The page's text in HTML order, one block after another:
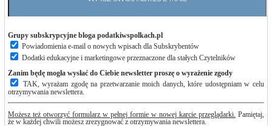
Grupy subskrypcyjne bloga podatkiwspolkach.pl
Powiadomienia e-mail o nowych wpisach dla Subskrybentów
Dodatki edukacyjne i marketingowe przeznaczone dla stałych Czytelników
Zanim będę mogła wysłać do Ciebie newsletter proszę o wyrażenie zgody
TAK, wyrażam zgodę na przetwarzanie moich danych, które udostępniam w celu
otrzymywania newslettera.
Możesz też otworzyć formularz w pełnej formie w nowej karcie przeglądarki. Pamiętaj,
że w każdej chwili możesz zrezygnować z otrzymywania newslettera.